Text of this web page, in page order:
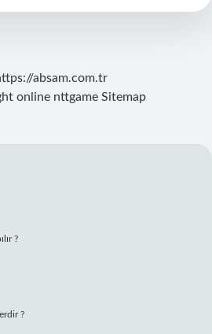
absam.com.tr
online nttgame Sitemap
?
?